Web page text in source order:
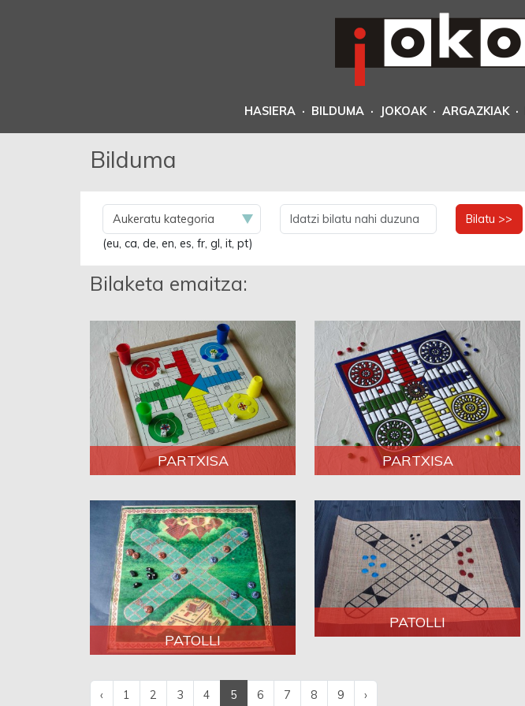
HASIERA · BILDUMA · JOKOAK · ARGAZKIAK ·
Bilduma
Bilatu >>
(eu, ca, de, en, es, fr, gl, it, pt)
Bilaketa emaitza:
PARTXISA PARTXISA
PATOLLI
PATOLLI
‹ 1 2 3 4 5 6 7 8 9 ›